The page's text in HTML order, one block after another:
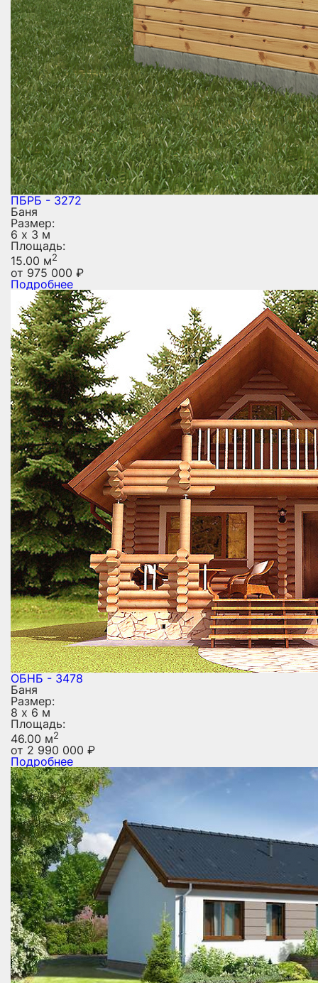
ПБРБ - 3272
Баня
Размер:
6 х 3 м
Площадь:
15.00 м2
от 975 000 ₽
Подробнее
ОБНБ - 3478
Баня
Размер:
8 х 6 м
Площадь:
46.00 м2
от 2 990 000 ₽
Подробнее